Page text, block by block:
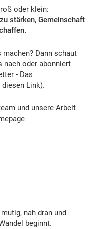
oder klein:
stärken, Gemeinschaft
Dann schaut
nach oder abonniert
- Das
Link).
und unsere Arbeit
nah dran und
beginnt.